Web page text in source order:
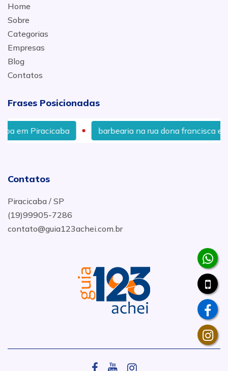
Home
Sobre
Categorias
Empresas
Blog
Contatos
Frases Posicionadas
barbearia na rua dona francisca em Piracicaba
Contatos
Piracicaba / SP
(19)99905-7286
contato@guia123achei.com.br